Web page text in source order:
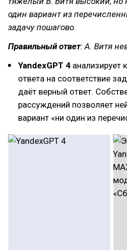
один вариант из
задачу пошагово.
Правильный ответ: А. Витя
YandexGPT 4 анализирует
ответа на соответствие
даёт верный ответ.
рассуждений позволяет
вариант «ни один из